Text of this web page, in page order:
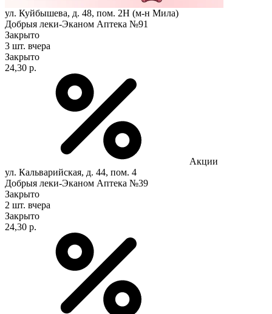
ул. Куйбышева, д. 48, пом. 2Н (м-н Мила)
Добрыя леки-Эканом Аптека №91
Закрыто
3 шт. вчера
Закрыто
24,30 р.
Акции
ул. Кальварийская, д. 44, пом. 4
Добрыя леки-Эканом Аптека №39
Закрыто
2 шт. вчера
Закрыто
24,30 р.